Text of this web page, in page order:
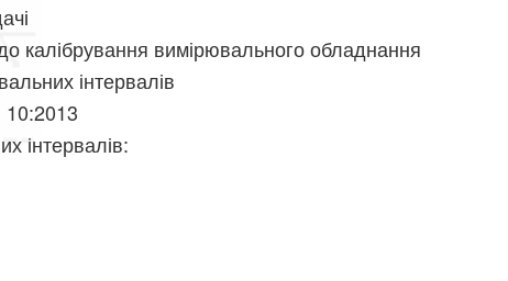
вимірювального обладнання
інтервалів
інтервалів: